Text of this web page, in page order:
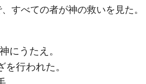
すべての者が神の救いを見た。
にうたえ。
行われた。